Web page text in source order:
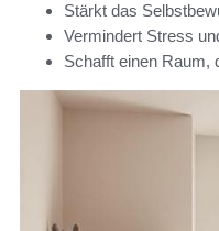
Stärkt das
Vermindert Stress
Schafft einen Raum,